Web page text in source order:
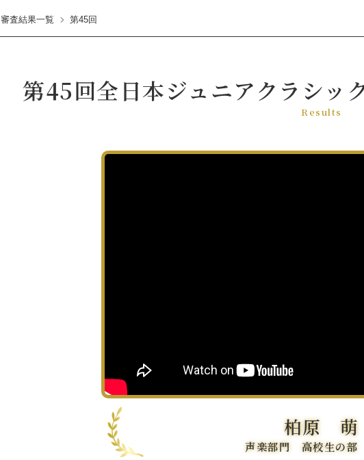
審査結果一覧 第45回
第45回全日本ジュニアクラシッ
Results
柏原 萌
声楽部門 高校生の